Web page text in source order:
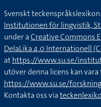
Svenskt
Institutionen för lingvistik,
under aCreative Commons
DelaLika 4.0 Internationell
athttps://www.su.se/
utöver denna licens kan
https://www.su.se/
Kontakta oss via